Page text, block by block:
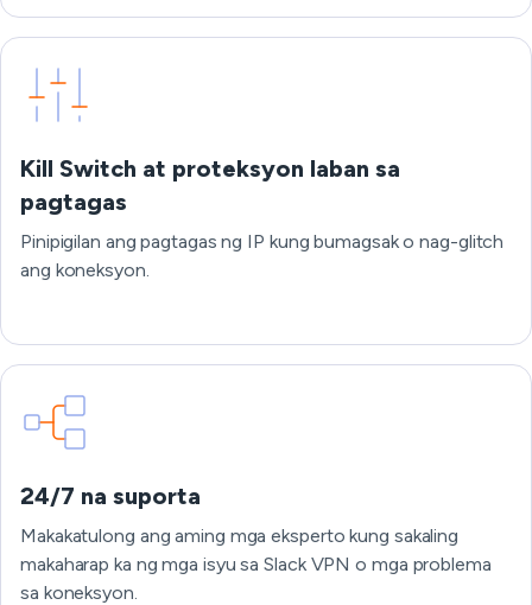
Kill Switch at proteksyon laban sa
pagtagas
Pinipigilan ang pagtagas ng IP kung bumagsak o nag-glitch
ang koneksyon.
24/7 na suporta
Makakatulong ang aming mga eksperto kung sakaling
makaharap ka ng mga isyu sa Slack VPN o mga problema
sa koneksyon.